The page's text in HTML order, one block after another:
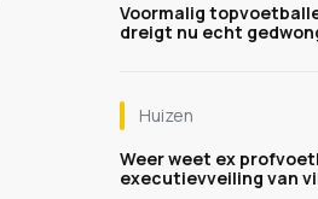
Voormalig
dreigt nu echt
Huizen
Weer weet ex
executievveiling van